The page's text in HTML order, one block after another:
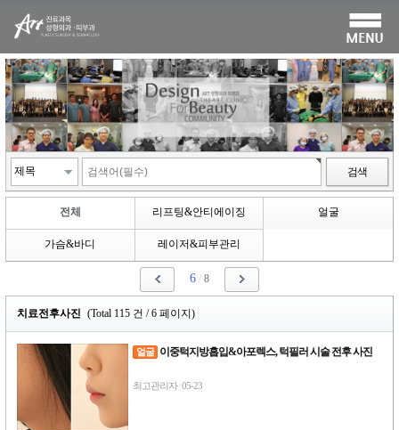
검색
전체 리프팅&안티에이징 얼굴
가슴&바디 레이저&피부관리
6 / 8
치료전후사진 (Total 115 건 / 6 페이지)
얼굴 이중턱지방흡입&아포렉스, 턱필러 시술 전후 사진
최고관리자 05-23